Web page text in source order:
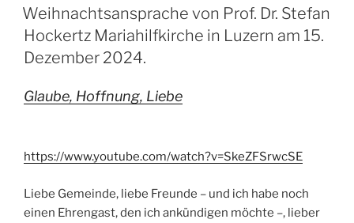
AM
Weihnachtsansprache von Prof. Dr. Stefan
Hockertz Mariahilfkirche in Luzern am 15.
Dezember 2024.
Glaube, Hoffnung, Liebe
https://www.youtube.com/watch?v=SkeZFSrwcSE
Liebe Gemeinde, liebe Freunde – und ich habe noch
einen Ehrengast, den ich ankündigen möchte –, lieber